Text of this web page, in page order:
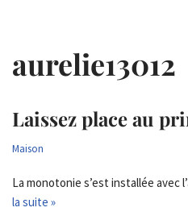
aurelie13012
Laissez place au
Maison
La monotonie s’est installée avec
la suite »